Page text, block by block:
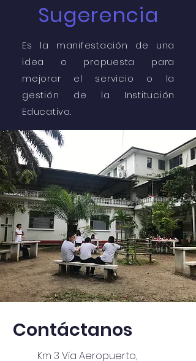
Sugerencia
Es la manifestación de una
idea o propuesta para
mejorar el servicio o la
gestión de la Institución
Educativa.
Contáctanos
Km 3 Vía Aeropuerto,